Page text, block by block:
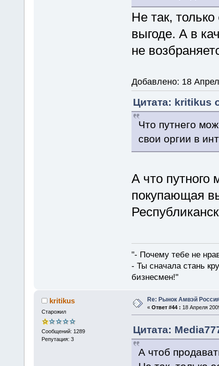
Не так,
выгоде. А в
не
Добавлено: 18
Цитата: kritikus
Что путнего
свои оргии в
А что
покупающая
"- Почему тебе не
- Ты сначала стань
бизнесмен!"
kritikus
Старожил
Сообщений: 1289
Репутация: 3
Re: Рынок Амвэй
« Ответ #44 : 18 Апреля
Цитата:
А чтоб